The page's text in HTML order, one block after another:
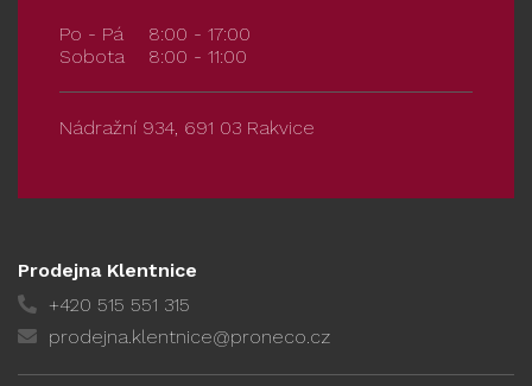
Po - Pá
8:00 - 17:00
Sobota
8:00 - 11:00
Nádražní 934, 691 03 Rakvice
Prodejna Klentnice
+420 515 551 315
prodejna.klentnice@proneco.cz